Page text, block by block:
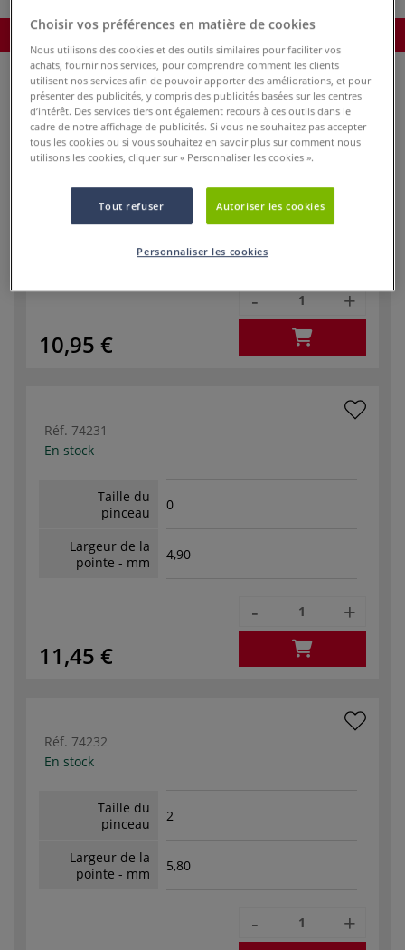
Commander le produit
Réf.74230
En stock
Taille du
pinceau
2/0
pointe - mm
10,95 €
- +
Réf. 74231
En stock
Taille du
pinceau
0
Largeur de la
pointe - mm
4,90
11,45 €
- +
Réf. 74232
En stock
Taille du
pinceau
2
Largeur de la
pointe - mm
5,80
- +
Choisir vos préférences en matière de cookies
Nous utilisons des cookies et des outils similaires pour faciliter vos
achats, fournir nos services, pour comprendre comment les clients
utilisent nos services afin de pouvoir apporter des améliorations, et pour
présenter des publicités, y compris des publicités basées sur les centres
d’intérêt. Des services tiers ont également recours à ces outils dans le
cadre de notre affichage de publicités. Si vous ne souhaitez pas accepter
tous les cookies ou si vous souhaitez en savoir plus sur comment nous
utilisons les cookies, cliquer sur « Personnaliser les cookies ».
Tout refuser Autoriser les cookies
Personnaliser les cookies